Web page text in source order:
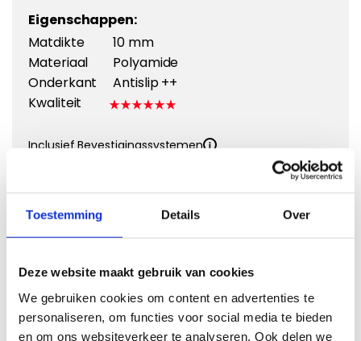
Toestemming Details Over
Deze website maakt gebruik van cookies
We gebruiken cookies om content en advertenties te
personaliseren, om functies voor social media te bieden
en om ons websiteverkeer te analyseren. Ook delen we
Eigenschappen:
Matdikte
10 mm
Materiaal
Polyamide
Onderkant
Antislip ++
Kwaliteit
Inclusief Bevestigingssystemen
Kies een kleur